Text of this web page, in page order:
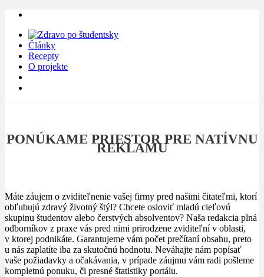
Články
Recepty
O projekte
PONÚKAME PRIESTOR PRE NATÍVNU
REKLAMU
Máte záujem o zviditeľnenie vašej firmy pred našimi čitateľmi, ktorí
obľubujú zdravý životný štýl? Chcete osloviť mladú cieľovú
skupinu študentov alebo čerstvých absolventov? Naša redakcia plná
odborníkov z praxe vás pred nimi prirodzene zviditeľní v oblasti,
v ktorej podnikáte. Garantujeme vám počet prečítaní obsahu, preto
u nás zaplatíte iba za skutočnú hodnotu. Neváhajte nám popísať
vaše požiadavky a očakávania, v prípade záujmu vám radi pošleme
kompletnú ponuku, či presné štatistiky portálu.